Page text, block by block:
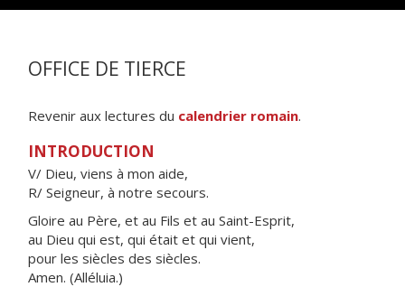
OFFICE DE TIERCE
Revenir aux lectures du calendrier romain.
INTRODUCTION
V/ Dieu, viens à mon aide,
R/ Seigneur, à notre secours.
Gloire au Père, et au Fils et au Saint-Esprit,
au Dieu qui est, qui était et qui vient,
pour les siècles des siècles.
Amen. (Alléluia.)